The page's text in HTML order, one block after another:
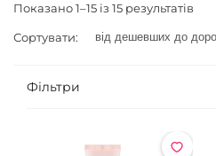
Показано 1–15 із 15 результатів
Сортувати:
Фільтри